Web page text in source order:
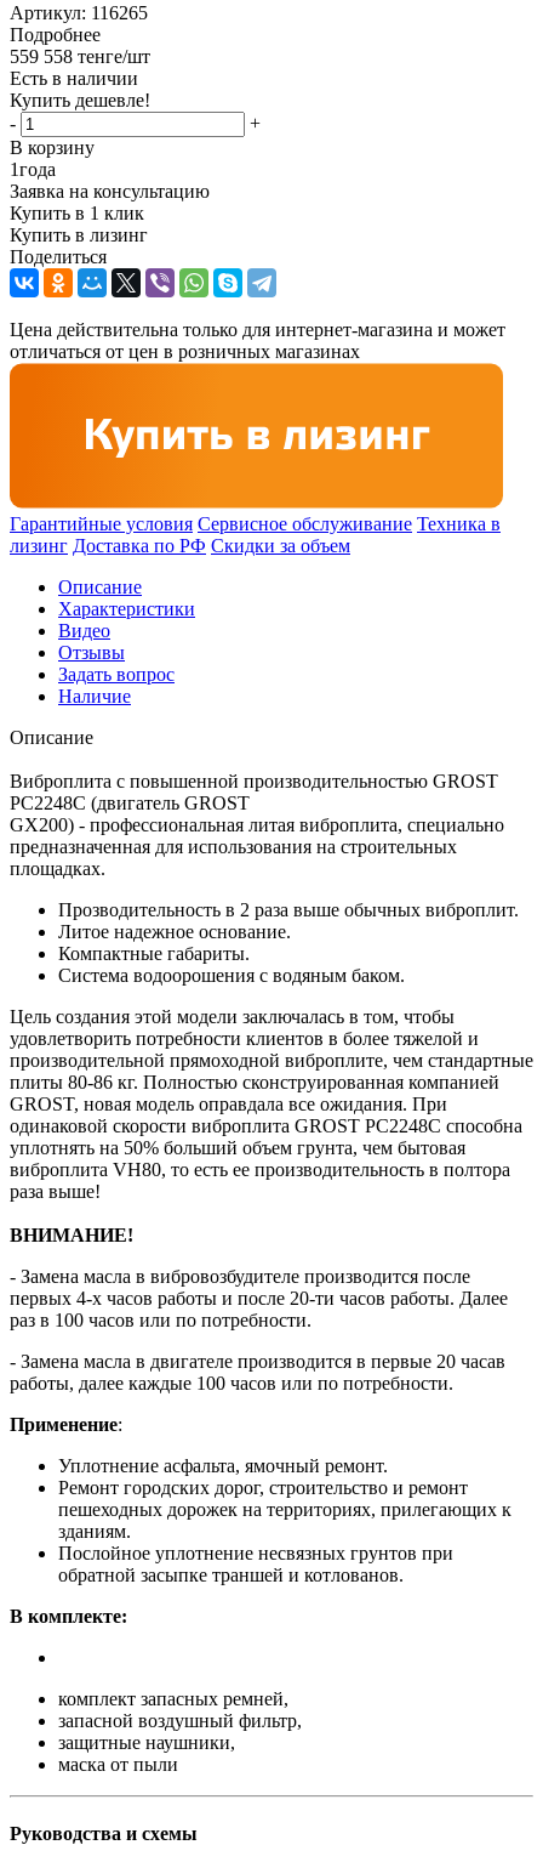
Артикул: 116265
Подробнее
559 558 тенге/шт
Есть в наличии
Купить дешевле!
-
+
В корзину
1года
Заявка на консультацию
Купить в 1 клик
Купить в лизинг
Поделиться
Цена действительна только для интернет-магазина и может
отличаться от цен в розничных магазинах
Гарантийные условия Сервисное обслуживание Техника в
лизинг Доставка по РФ Скидки за объем
Описание
Характеристики
Видео
Отзывы
Задать вопрос
Наличие
Описание
Виброплита с повышенной производительностью GROST
PC2248C (двигатель GROST
GX200) - профессиональная литая виброплита, специально
предназначенная для использования на строительных
площадках.
Прозводительность в 2 раза выше обычных виброплит.
Литое надежное основание.
Компактные габариты.
Система водоорошения с водяным баком.
Цель создания этой модели заключалась в том, чтобы
удовлетворить потребности клиентов в более тяжелой и
производительной прямоходной виброплите, чем стандартные
плиты 80-86 кг. Полностью сконструированная компанией
GROST, новая модель оправдала все ожидания. При
одинаковой скорости виброплита GROST PC2248С способна
уплотнять на 50% больший объем грунта, чем бытовая
виброплита VH80, то есть ее производительность в полтора
раза выше!
ВНИМАНИЕ!
- Замена масла в вибровозбудителе производится после
первых 4-х часов работы и после 20-ти часов работы. Далее
раз в 100 часов или по потребности.
- Замена масла в двигателе производится в первые 20 часав
работы, далее каждые 100 часов или по потребности.
Применение:
Уплотнение асфальта, ямочный ремонт.
Ремонт городских дорог, строительство и ремонт
пешеходных дорожек на территориях, прилегающих к
зданиям.
Послойное уплотнение несвязных грунтов при
обратной засыпке траншей и котлованов.
В комплекте:
комплект запасных ремней,
запасной воздушный фильтр,
защитные наушники,
маска от пыли
Руководства и схемы